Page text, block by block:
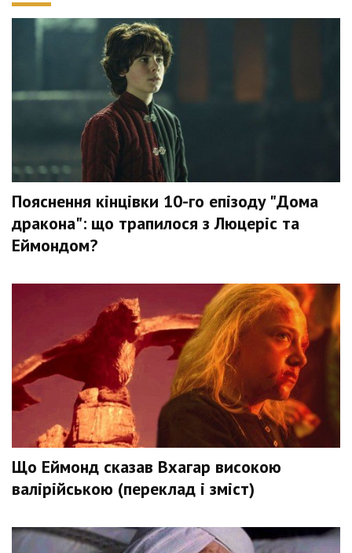
Пояснення кінцівки 10-го епізоду "Дома
дракона": що трапилося з Люцеріс та
Еймондом?
Що Еймонд сказав Вхагар високою
валірійською (переклад і зміст)